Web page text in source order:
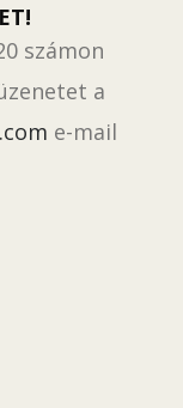
számon
a
e-mail